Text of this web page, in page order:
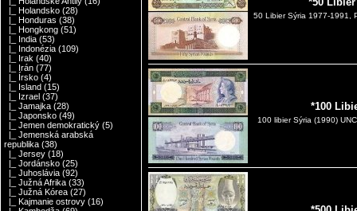
|_ Holandsko (28)
|_ Honduras (38)
|_ Hongkong (51)
|_ India (53)
|_ Indonézia (109)
|_ Irak (40)
|_ Irán (77)
|_ Írsko (4)
|_ Island (15)
|_ Izrael (37)
|_ Jamajka (28)
|_ Japonsko (49)
|_ Jemen demokratický (5)
|_ Jemenská arabská
republika (38)
|_ Jersey (18)
|_ Jordánsko (25)
|_ Juhoslávia (92)
|_ Južná Afrika (33)
|_ Južná Kórea (27)
|_ Kajmanie ostrovy (16)
50 Libier Sýria 1977-1991,
*100
100 libier Sýria (1990)